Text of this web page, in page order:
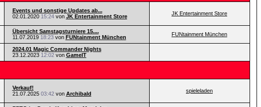
Events und sonstige Updates ab...
02.01.2020 15:24von JK Entertainment Store JK Entertainment Store
Übersicht Samstagsturniere 15....
11.07.2019 18:23von FUNtainment München FUNtainment München
2024.01 Magic Commander Nights
23.12.2023 12:02von GameIT
Verkauf!
21.07.2025 03:42von Archibald spieleladen